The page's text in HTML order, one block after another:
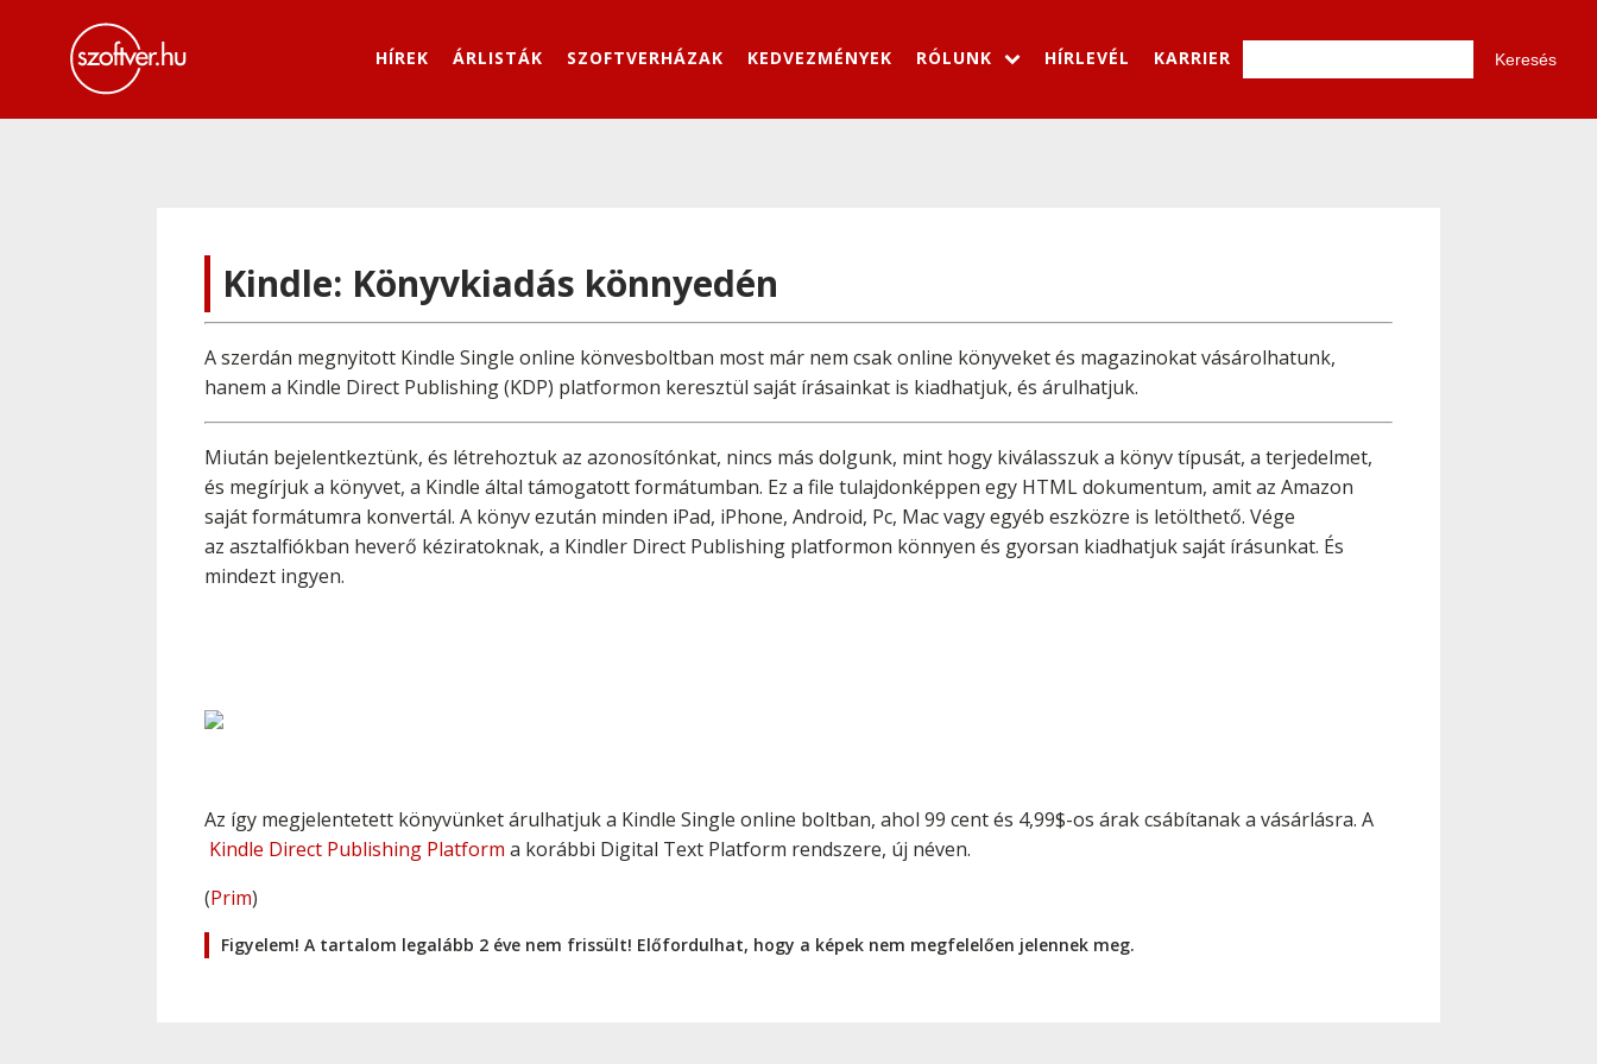
HÍREK ÁRLISTÁK SZOFTVERHÁZAK KEDVEZMÉNYEK RÓLUNK HÍRLEVÉL KARRIER
Kindle: Könyvkiadás könnyedén
A szerdán megnyitott Kindle Single online könvesboltban most már nem csak online könyveket és magazinokat vásárolhatunk,
hanem a Kindle Direct Publishing (KDP) platformon keresztül saját írásainkat is kiadhatjuk, és árulhatjuk.
Miután bejelentkeztünk, és létrehoztuk az azonosítónkat, nincs más dolgunk, mint hogy kiválasszuk a könyv típusát, a terjedelmet,
és megírjuk a könyvet, a Kindle által támogatott formátumban. Ez a file tulajdonképpen egy HTML dokumentum, amit az Amazon
saját formátumra konvertál. A könyv ezután minden iPad, iPhone, Android, Pc, Mac vagy egyéb eszközre is letölthető. Vége
az asztalfiókban heverő kéziratoknak, a Kindler Direct Publishing platformon könnyen és gyorsan kiadhatjuk saját írásunkat. És
mindezt ingyen.
Az így megjelentetett könyvünket árulhatjuk a Kindle Single online boltban, ahol 99 cent és 4,99$-os árak csábítanak a vásárlásra. A
Kindle Direct Publishing Platform a korábbi Digital Text Platform rendszere, új néven.
(Prim)
Figyelem! A tartalom legalább 2 éve nem frissült! Előfordulhat, hogy a képek nem megfelelően jelennek meg.